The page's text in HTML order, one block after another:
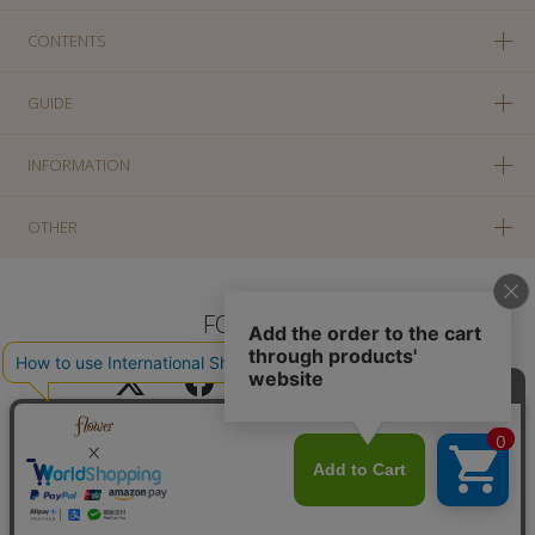
CONTENTS
GUIDE
INFORMATION
OTHER
FOLLOW US
PC版に切り替え
Copyright(c) SOLA OF TOKYO CO., LTD All Rights Reserved.